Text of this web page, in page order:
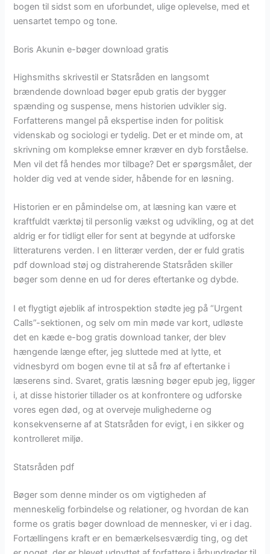
bogen til sidst som en uforbundet, ulige oplevelse, med et
uensartet tempo og tone.
Boris Akunin e-bøger download gratis
Highsmiths skrivestil er Statsråden en langsomt
brændende download bøger epub gratis der bygger
spænding og suspense, mens historien udvikler sig.
Forfatterens mangel på ekspertise inden for politisk
videnskab og sociologi er tydelig. Det er et minde om, at
skrivning om komplekse emner kræver en dyb forståelse.
Men vil det få hendes mor tilbage? Det er spørgsmålet, der
holder dig ved at vende sider, håbende for en løsning.
Historien er en påmindelse om, at læsning kan være et
kraftfuldt værktøj til personlig vækst og udvikling, og at det
aldrig er for tidligt eller for sent at begynde at udforske
litteraturens verden. I en litterær verden, der er fuld gratis
pdf download støj og distraherende Statsråden skiller
bøger som denne en ud for deres eftertanke og dybde.
I et flygtigt øjeblik af introspektion stødte jeg på “Urgent
Calls”-sektionen, og selv om min møde var kort, udløste
det en kæde e-bog gratis download tanker, der blev
hængende længe efter, jeg sluttede med at lytte, et
vidnesbyrd om bogen evne til at så frø af eftertanke i
læserens sind. Svaret, gratis læsning bøger epub jeg, ligger
i, at disse historier tillader os at konfrontere og udforske
vores egen død, og at overveje mulighederne og
konsekvenserne af at Statsråden for evigt, i en sikker og
kontrolleret miljø.
Statsråden pdf
Bøger som denne minder os om vigtigheden af
menneskelig forbindelse og relationer, og hvordan de kan
forme os gratis bøger download de mennesker, vi er i dag.
Fortællingens kraft er en bemærkelsesværdig ting, og det